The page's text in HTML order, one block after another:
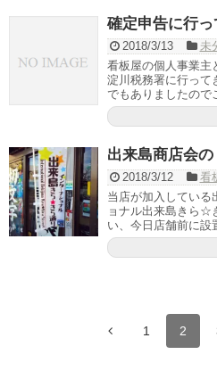
確定申告に行
2018/3/13
未
看板屋の個人事業主
淀川税務署に行って
でもありましたので
出来島商店会の
2018/3/12
看
当店が加入している
ョナル出来島きら☆
い、今日店舗前に設
1 2